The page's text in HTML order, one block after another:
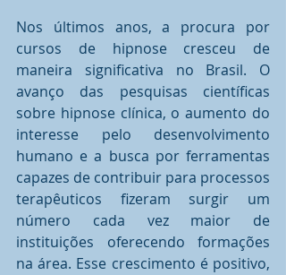
Nos últimos anos, a procura por
cursos de hipnose cresceu de
maneira significativa no Brasil. O
avanço das pesquisas científicas
sobre hipnose clínica, o aumento do
interesse pelo desenvolvimento
humano e a busca por ferramentas
capazes de contribuir para processos
terapêuticos fizeram surgir um
número cada vez maior de
instituições oferecendo formações
na área. Esse crescimento é positivo,